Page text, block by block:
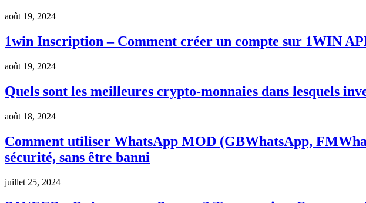
août 19, 2024
1win Inscription – Comment créer un compte sur 1WIN
août 19, 2024
Quels sont les meilleures crypto-monnaies dans lesquels
août 18, 2024
Comment utiliser WhatsApp MOD (GBWhatsApp,
sécurité, sans être banni
juillet 25, 2024